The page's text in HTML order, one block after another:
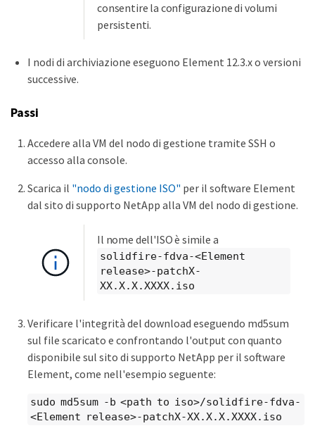
consentire la configurazione di volumi
persistenti.
I nodi di archiviazione eseguono Element 12.3.x o versioni
successive.
Passi
Accedere alla VM del nodo di gestione tramite SSH o
accesso alla console.
Scarica il "nodo di gestione ISO" per il software Element
dal sito di supporto NetApp alla VM del nodo di gestione.
Il nome dell'ISO è simile a
solidfire-fdva-<Element
release>-patchX-
XX.X.X.XXXX.iso
Verificare l'integrità del download eseguendo md5sum
sul file scaricato e confrontando l'output con quanto
disponibile sul sito di supporto NetApp per il software
Element, come nell'esempio seguente:
sudo md5sum -b <path to iso>/solidfire-fdva-
<Element release>-patchX-XX.X.X.XXXX.iso